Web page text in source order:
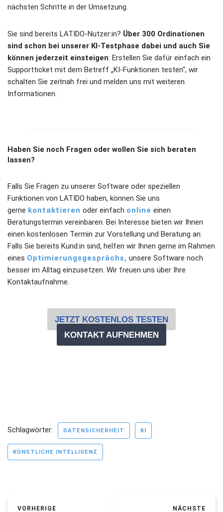
nächsten Schritte in der Umsetzung.
Sie sind bereits LATIDO-Nutzer:in? Über 300 Ordinationen
sind schon bei unserer KI-Testphase dabei und auch Sie
können jederzeit einsteigen: Erstellen Sie dafür einfach ein
Supportticket mit dem Betreff „KI-Funktionen testen“, wir
schalten Sie zeitnah frei und melden uns mit weiteren
Informationen.
Haben Sie noch Fragen oder wollen Sie sich beraten
lassen?
Falls Sie Fragen zu unserer Software oder speziellen
Funktionen von LATIDO haben, können Sie uns
gerne kontaktieren oder einfach online einen
Beratungstermin vereinbaren. Bei Interesse bieten wir Ihnen
einen kostenlosen Termin zur Vorstellung und Beratung an.
Falls Sie bereits Kund:in sind, helfen wir Ihnen gerne im Rahmen
eines Optimierungsgesprächs, unsere Software noch
besser im Alltag einzusetzen. Wir freuen uns über Ihre
Kontaktaufnahme.
JETZT KOSTENLOS TESTEN
KONTAKT AUFNEHMEN
Schlagwörter: DATENSICHERHEIT KI
KÜNSTLICHE INTELLIGENZ
VORHERIGE NÄCHSTE